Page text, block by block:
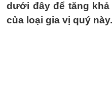
dưới đây để tăng
của loại gia vị quý này.